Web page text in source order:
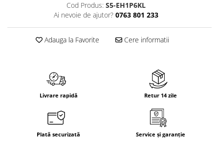
Cod Produs: S5-EH1P6KL
Ai nevoie de ajutor? 0763 801 233
Adauga la Favorite Cere informatii
Livrare rapidă Retur 14 zile
Plată securizată Service și garanție